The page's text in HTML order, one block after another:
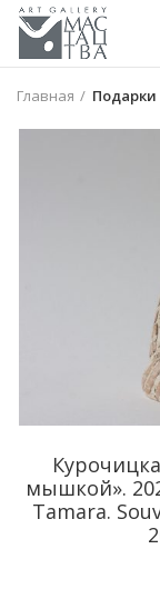
Главная Подарки
мышкой».
Tamara.